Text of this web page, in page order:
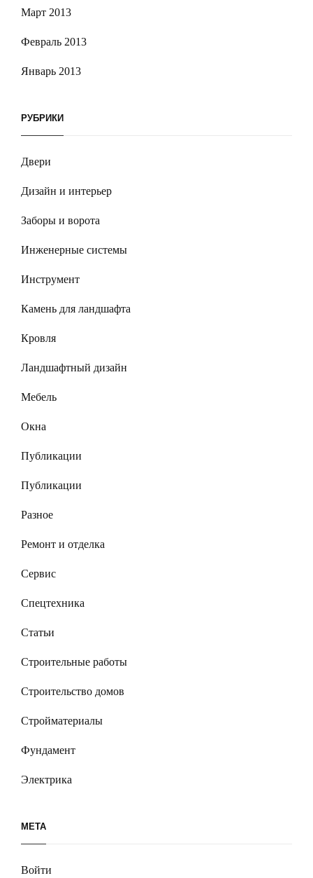
Март 2013
Февраль 2013
Январь 2013
РУБРИКИ
Двери
Дизайн и интерьер
Заборы и ворота
Инженерные системы
Инструмент
Камень для ландшафта
Кровля
Ландшафтный дизайн
Мебель
Окна
Публикации
Публикации
Разное
Ремонт и отделка
Сервис
Спецтехника
Статьи
Строительные работы
Строительство домов
Стройматериалы
Фундамент
Электрика
МЕТА
Войти